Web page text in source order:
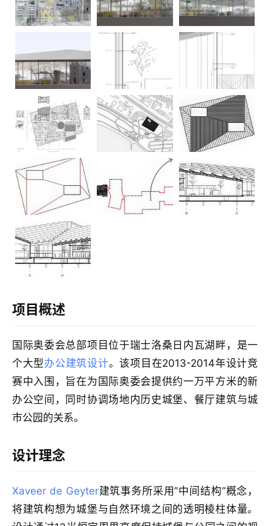
筑
设
室
设
计
城
项目概述
国际奥委会总部项目位于瑞士洛桑日内瓦湖畔，是一
个大型办公建筑设计。该项目在2013-2014年设计竞
赛中入围，旨在为国际奥委会提供约一万平方米的新
办公空间，同时协调场地内历史城堡、餐厅建筑与城
市公园的关系。
设计理念
Xaveer de Geyter建筑事务所采用”中间结构”概念，
将建筑构想为城堡与自然环境之间的透明棱柱体量。